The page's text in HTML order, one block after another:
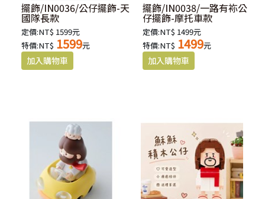
擺飾/IN0036/公仔擺飾-天
國隊長款
定價:NT$ 1599元
特價:NT$ 1599元
擺飾/IN0038/一路有袮公
仔擺飾-摩托車款
定價:NT$ 1499元
特價:NT$ 1499元